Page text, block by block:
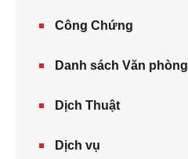
Công Chứng
Danh sách Văn phòng
Dịch Thuật
Dịch vụ